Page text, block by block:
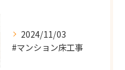
2024/11/03
#マンション床工事